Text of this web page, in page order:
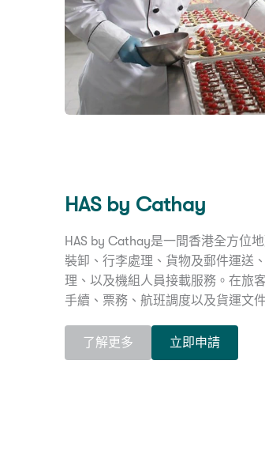
HAS by Cathay
HAS by Cathay是一間香港全方位
裝卸、行李處理、貨物及郵件運送
理、以及機組人員接載服務。在旅
手續、票務、航班調度以及貨運文
了解更多 立即申請